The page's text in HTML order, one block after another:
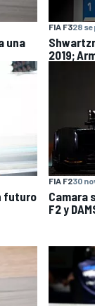
una
FIA F328
2019;
futuro
FIA F230
Camara
F2 y